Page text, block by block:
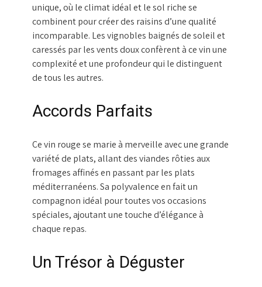
unique, où le climat idéal et le sol riche se
combinent pour créer des raisins d’une qualité
incomparable. Les vignobles baignés de soleil et
caressés par les vents doux confèrent à ce vin une
complexité et une profondeur qui le distinguent
de tous les autres.
Accords Parfaits
Ce vin rouge se marie à merveille avec une grande
variété de plats, allant des viandes rôties aux
fromages affinés en passant par les plats
méditerranéens. Sa polyvalence en fait un
compagnon idéal pour toutes vos occasions
spéciales, ajoutant une touche d’élégance à
chaque repas.
Un Trésor à Déguster